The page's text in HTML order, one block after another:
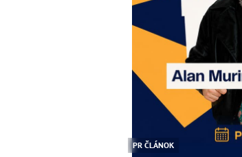
PR ČLÁNOK